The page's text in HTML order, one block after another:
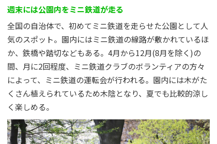
週末には公園内をミニ鉄道が走る
全国の自治体で、初めてミニ鉄道を走らせた公園として人
気のスポット。園内にはミニ鉄道の線路が敷かれているほ
か、鉄橋や踏切などもある。4月から12月(8月を除く)の
間、月に2回程度、ミニ鉄道クラブのボランティアの方々
によって、ミニ鉄道の運転会が行われる。園内には木がた
くさん植えられているため木陰となり、夏でも比較的涼し
く楽しめる。